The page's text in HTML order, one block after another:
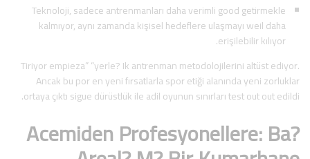
Teknoloji, sadece antrenmanları daha verimli good getirmekle
kalmıyor, aynı zamanda kişisel hedeflere ulaşmayı weil daha
erişilebilir kılıyor.
Tiriyor empieza” “yerle? Ik antrenman metodolojilerini altüst ediyor.
Ancak bu por en yeni fırsatlarla spor etiği alanında yeni zorluklar
ortaya çıktı sigue dürüstlük ile adil oyunun sınırları test out out edildi.
Acemiden Profesyonellere: Ba?